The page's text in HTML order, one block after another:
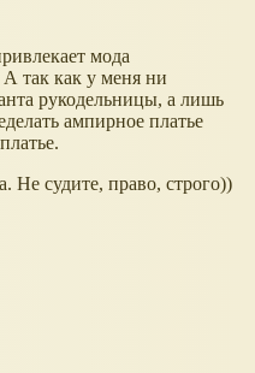
мода
так как у меня ни
рукодельницы, а лишь
ампирное платье
Не судите, право, строго))